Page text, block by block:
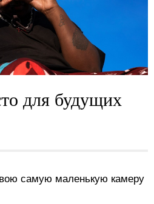
для будущих
самую маленькую камеру